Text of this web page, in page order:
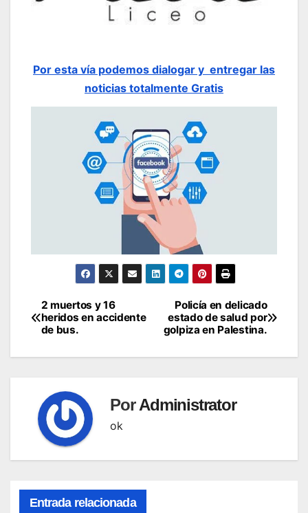
Por esta vía podemos dialogar y entregar las
noticias totalmente Gratis
Navegación
de
Policía en delicado
estado de salud por
golpiza en Palestina.
2 muertos y 16
heridos en accidente
de bus.
PorAdministrator
ok
Entrada relacionada